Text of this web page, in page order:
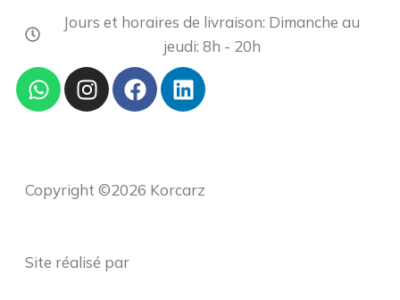
Jours et horaires de livraison: Dimanche au
jeudi: 8h - 20h
Copyright ©2026 Korcarz
Site réalisé par